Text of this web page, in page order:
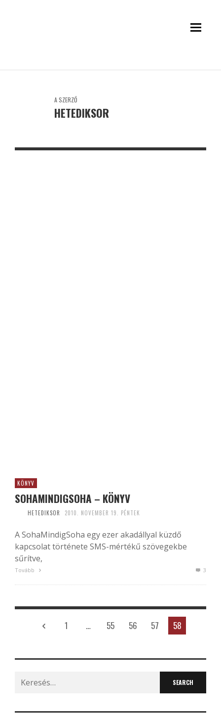
A SZERZŐ
HETEDIKSOR
KÖNYV
SOHAMINDIGSOHA – KÖNYV
HETEDIKSOR 2010. NOVEMBER 19. PÉNTEK
A SohaMindigSoha egy ezer akadállyal küzdő
kapcsolat története SMS-mértékű szövegekbe
sűrítve,
Tovább 3
1 … 55 56 57 58
Search
for: